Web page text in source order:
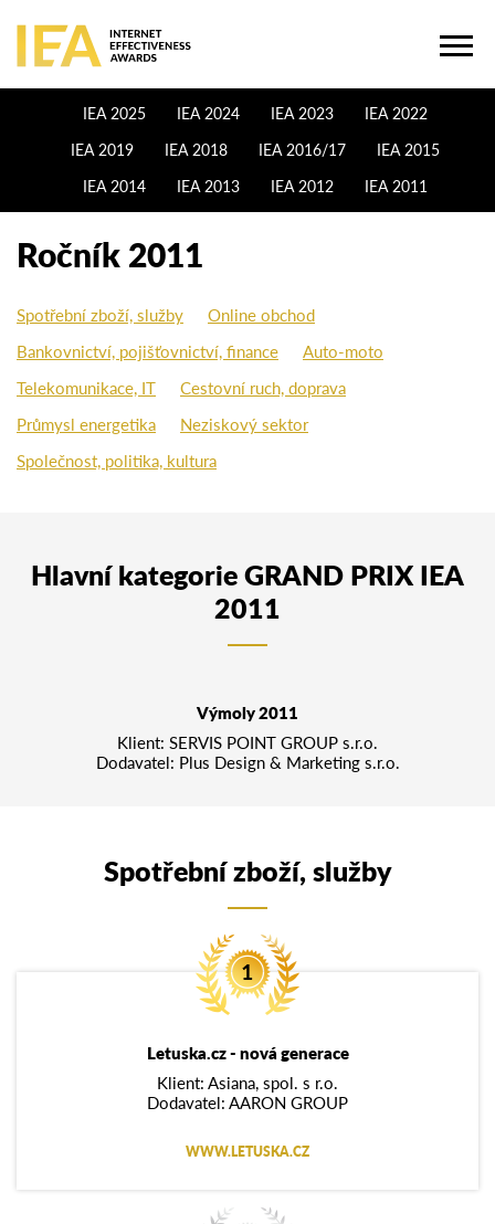
IEA 2025 IEA 2024 IEA 2023
IEA 2022
IEA 2019
IEA 2018 IEA 2016/17
IEA 2015
IEA 2014
IEA 2013 IEA 2012 IEA 2011
Ročník 2011
Spotřební zboží, služby
Online obchod
Bankovnictví, pojišťovnictví, finance
Auto-moto
Telekomunikace, IT
Cestovní ruch, doprava
Průmysl energetika
Neziskový sektor
Společnost, politika, kultura
Hlavní kategorie GRAND PRIX IEA
2011
Výmoly 2011
Klient: SERVIS POINT GROUP s.r.o.
Dodavatel: Plus Design & Marketing s.r.o.
Spotřební zboží, služby
Letuska.cz - nová generace
Klient: Asiana, spol. s r.o.
Dodavatel: AARON GROUP
WWW.LETUSKA.CZ